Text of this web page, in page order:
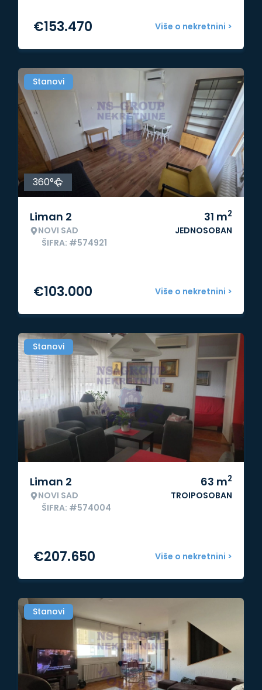
Više o nekretnini >
€153.470
Stanovi
360°
Liman 2
NOVI SAD
ŠIFRA: #574921
31 m2
JEDNOSOBAN
Više o nekretnini >
€103.000
Stanovi
Liman 2
NOVI SAD
ŠIFRA: #574004
63 m2
TROIPOSOBAN
Više o nekretnini >
€207.650
Stanovi